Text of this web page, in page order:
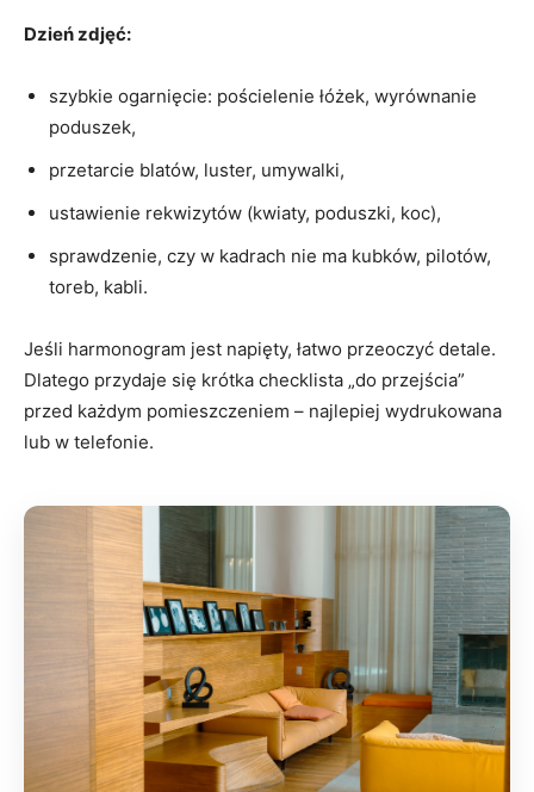
Dzień zdjęć:
szybkie ogarnięcie: pościelenie łóżek, wyrównanie
poduszek,
przetarcie blatów, luster, umywalki,
ustawienie rekwizytów (kwiaty, poduszki, koc),
sprawdzenie, czy w kadrach nie ma kubków, pilotów,
toreb, kabli.
Jeśli harmonogram jest napięty, łatwo przeoczyć detale.
Dlatego przydaje się krótka checklista „do przejścia”
przed każdym pomieszczeniem – najlepiej wydrukowana
lub w telefonie.